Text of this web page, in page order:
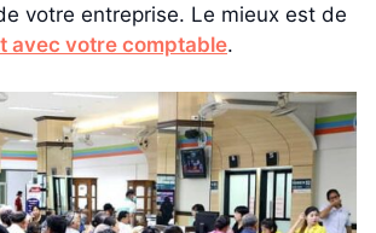
votre entreprise. Le mieux est de
avec votre comptable.